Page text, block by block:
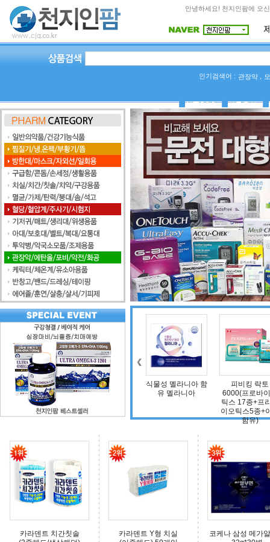
안녕하세요! 천지인팜에 오
인기검색어 : 관장약
상품Q&A 사용후기
조인트 보스 엠에스
엠(보스웰리아, 비
타민D, 초록입홍합,
상어연골, 콜라겐)
식물성 멜라니아 함
유 멜라니아
피비킹 락토
6000(프로바이오
함유)
덴마크 구
카라덴트 치간칫솔
카라덴트 Y형 치실
코케나 삼성 메가